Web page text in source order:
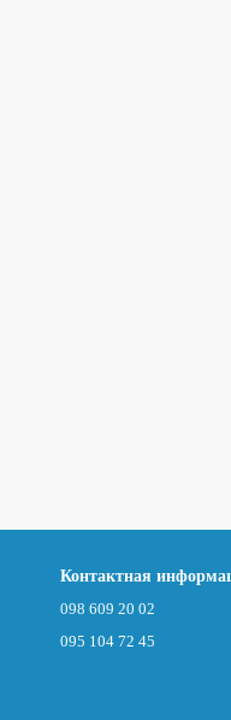
Контактная
098 609 20 02
095 104 72 45